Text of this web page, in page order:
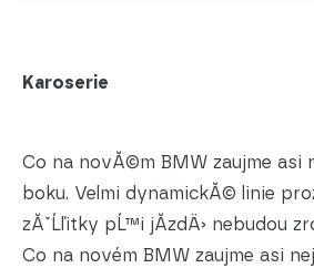
Karoserie
Co na novĂ©m BMW zaujme asi
boku. Velmi dynamickĂ© linie
zĂˇĹľitky pĹ™i jĂ­zdÄ› nebudou
Co na novém BMW zaujme asi